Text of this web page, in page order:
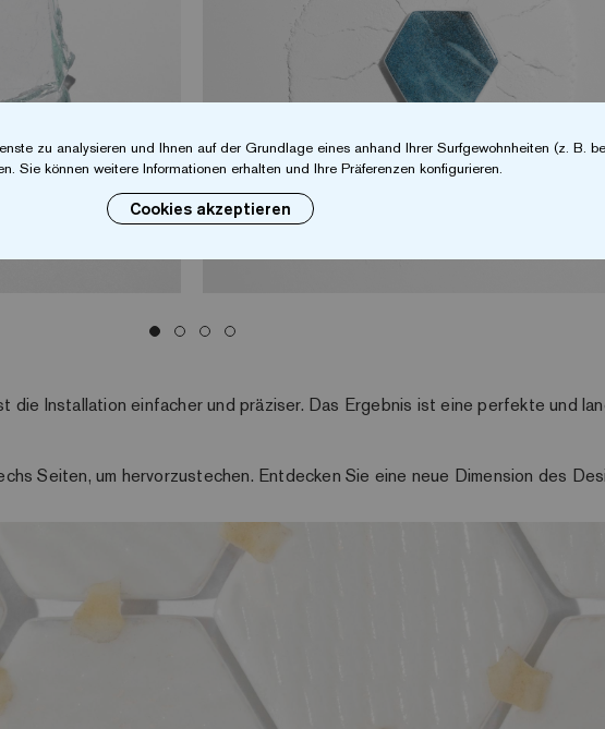
die Installation einfacher und präziser. Das Ergebnis ist eine perfekte und
Seiten, um hervorzustechen. Entdecken Sie eine neue Dimension des
zu analysieren und Ihnen auf der Grundlage eines anhand Ihrer Surfgewohnheiten (z. B.
Sie können weitere Informationen erhalten und Ihre Präferenzen konfigurieren.
Cookies akzeptieren